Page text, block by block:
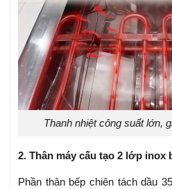
Thanh nhiệt công suất lớn,
2. Thân máy cấu tạo 2 lớp inox
Phần thân bếp chiên tách dầu